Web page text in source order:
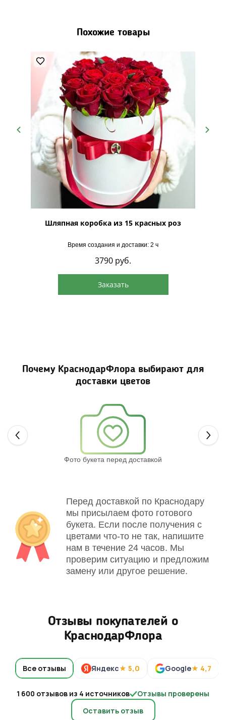
Похожие товары
Шляпная коробка из 15 красных роз
Время создания и доставки: 2 ч
3790 руб.
Заказать
Почему КраснодарФлора выбирают для
доставки цветов
Фото букета перед доставкой
Перед доставкой по Краснодару
мы присылаем фото готового
букета. Если после получения с
цветами что-то не так, напишите
нам в течение 24 часов. Мы
проверим ситуацию и предложим
замену или другое решение.
Отзывы покупателей о
КраснодарФлора
Все отзывы Яндекс★ 5,0 Google★ 4,7
1 600 отзывов из 4 источников
Отзывы проверены
Оставить отзыв